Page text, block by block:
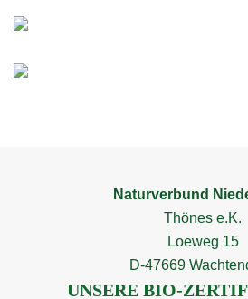
Naturverbund
Thönes e.K.
Loeweg 15
D-47669
UNSERE BIO-